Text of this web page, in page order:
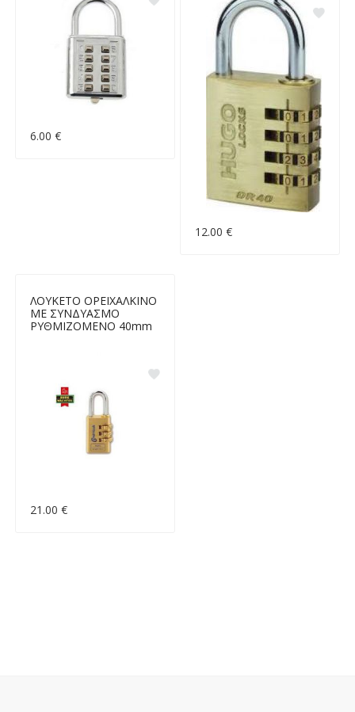
6.00 €
12.00 €
ΛΟΥΚΕΤΟ ΟΡΕΙΧΑΛΚΙΝΟ
ΜΕ ΣΥΝΔΥΑΣΜΟ
ΡΥΘΜΙΖΟΜΕΝΟ 40mm
21.00 €